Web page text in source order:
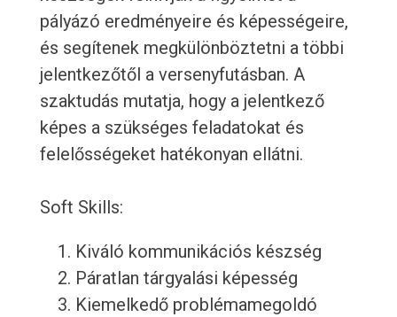
pályázó eredményeire és képességeire,
és segítenek megkülönböztetni a többi
jelentkezőtől a versenyfutásban. A
szaktudás mutatja, hogy a jelentkező
képes a szükséges feladatokat és
felelősségeket hatékonyan ellátni.
Soft Skills:
Kiváló kommunikációs készség
Páratlan tárgyalási képesség
Kiemelkedő problémamegoldó